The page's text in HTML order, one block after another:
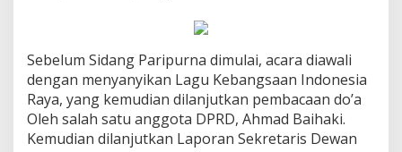
Sebelum Sidang Paripurna dimulai, acara diawali
dengan menyanyikan Lagu Kebangsaan Indonesia
Raya, yang kemudian dilanjutkan pembacaan do’a
Oleh salah satu anggota DPRD, Ahmad Baihaki.
Kemudian dilanjutkan Laporan Sekretaris Dewan